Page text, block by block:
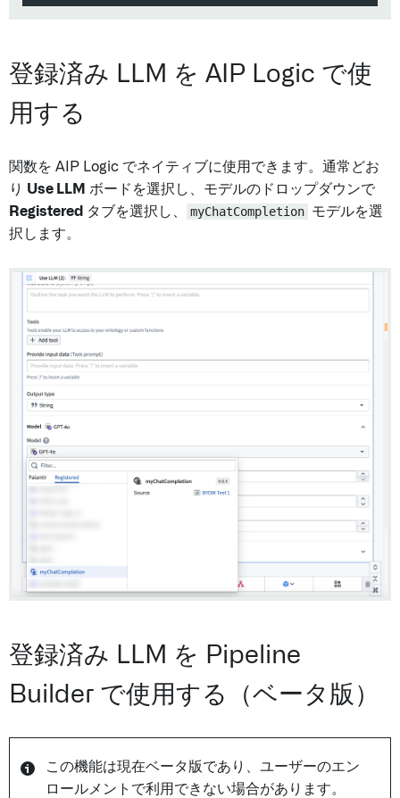
登録済み LLM を AIP Logic で使
用する
関数を AIP Logic でネイティブに使用できます。通常どお
り Use LLM ボードを選択し、モデルのドロップダウンで
Registered タブを選択し、 myChatCompletion モデルを選
択します。
登録済み LLM を Pipeline
Builder で使用する（ベータ版）
この機能は現在ベータ版であり、ユーザーのエン
ロールメントで利用できない場合があります。